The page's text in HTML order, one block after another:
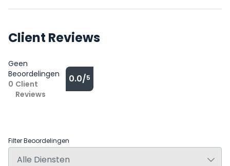
Client Reviews
Geen
Beoordelingen
0 Client
Reviews
0.0/5
Filter Beoordelingen